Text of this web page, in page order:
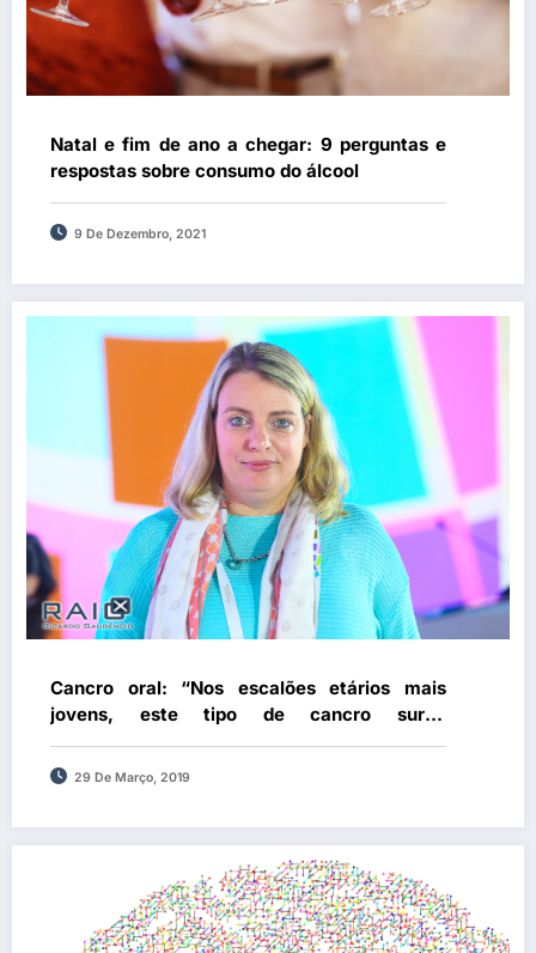
Natal e fim de ano a chegar: 9 perguntas e
respostas sobre consumo do álcool
9 De Dezembro, 2021
Cancro oral: “Nos escalões etários mais
jovens, este tipo de cancro surge
maioritariamente relacionado com HPV”
29 De Março, 2019